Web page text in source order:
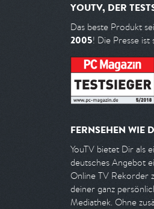
YOUTV, DER
Das beste Produkt
2005! Die Presse ist
FERNSEHEN WIE
YouTV bietet Dir als
deutsches Angebot
Online TV Rekorder
deiner ganz
Mediathek. Ohne